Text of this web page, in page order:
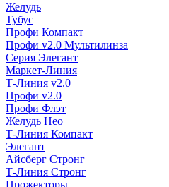
Желудь
Тубус
Профи Компакт
Профи v2.0 Мультилинза
Серия Элегант
Маркет-Линия
Т-Линия v2.0
Профи v2.0
Профи Флэт
Желудь Нео
Т-Линия Компакт
Элегант
Айсберг Стронг
Т-Линия Стронг
Прожекторы